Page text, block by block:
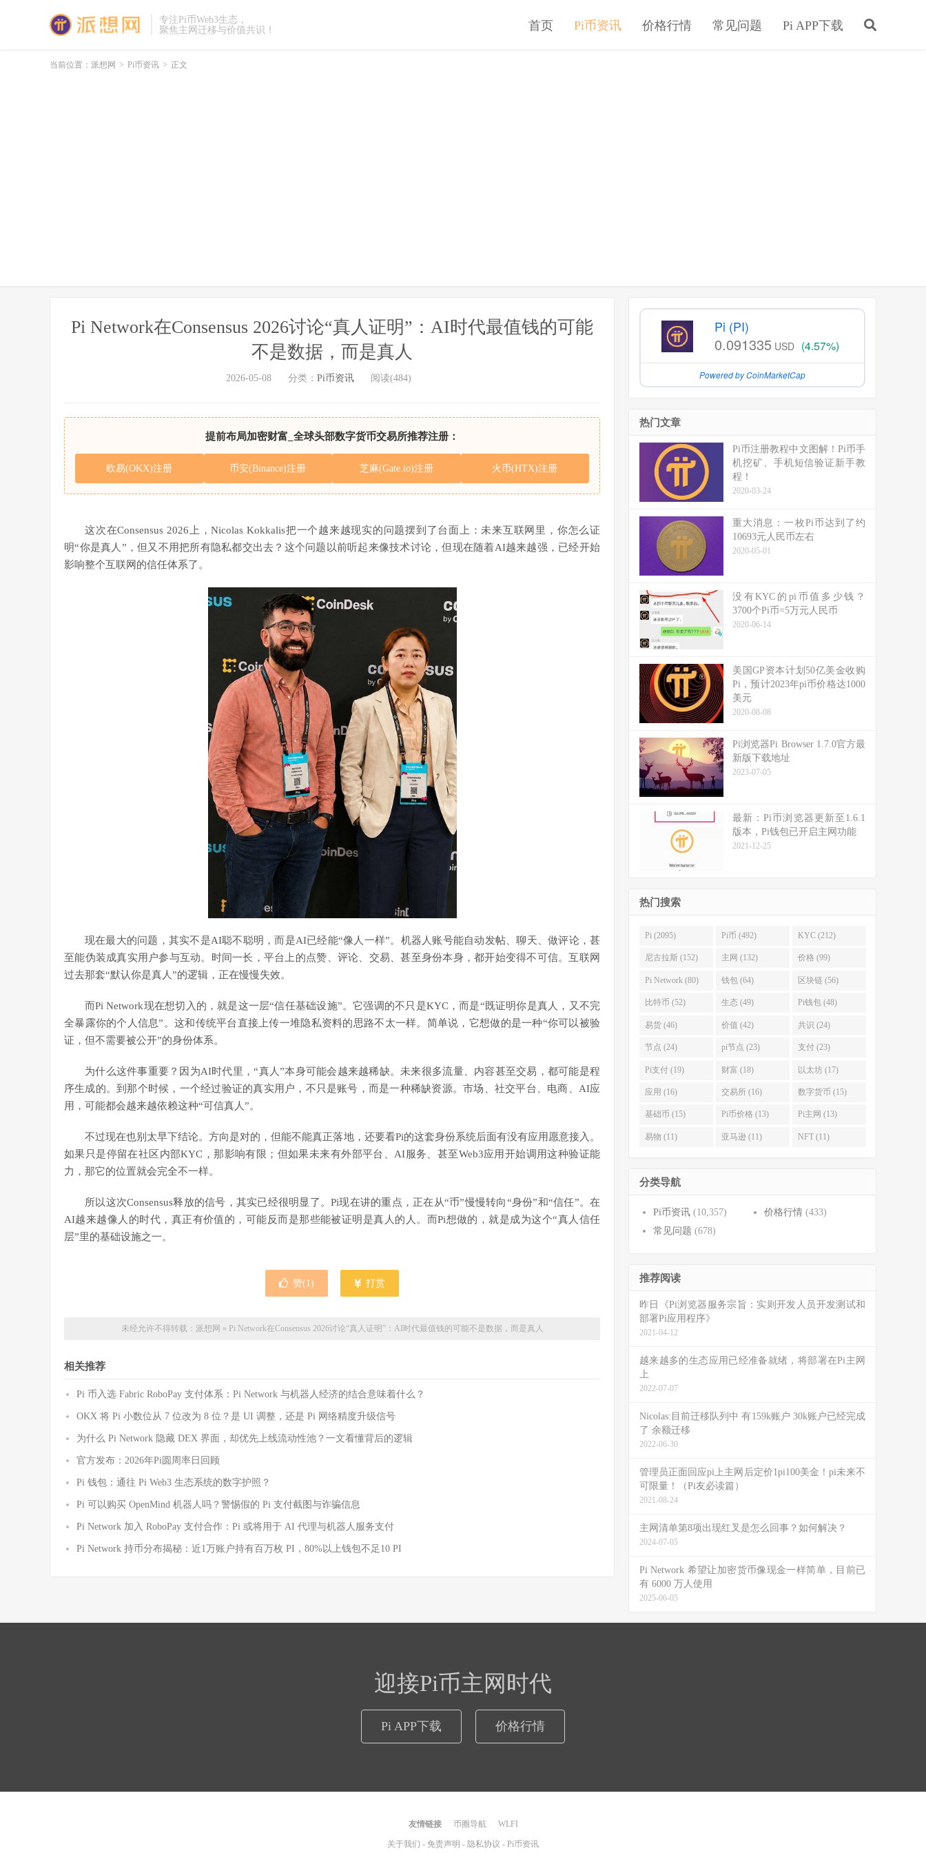
专注Pi币Web3生态，
聚焦主网迁移与价值共识！
首页 Pi币资讯 价格行情 常见问题 Pi APP下载
当前位置： 派想网 > Pi币资讯 > 正文
Pi Network在Consensus 2026讨论“真人证明”：AI时代最值钱的可能
不是数据，而是真人
2026-05-08 分类： Pi币资讯 阅读(484)
提前布局加密财富_全球头部数字货币交易所推荐注册：
欧易(OKX)注册 币安(Binance)注册 芝麻(Gate.io)注册 火币(HTX)注册
这次在Consensus 2026 上，Nicolas Kokkalis把一个越来越现实的问题摆到了台面上：未来互联网里，你怎么证
明“你是真人”，但又不用把所有隐私都交出去？这个问题以前听起来像技术讨论，但现在随着AI越来越强，已经开始
影响整个互联网的信任体系了。
现在最大的问题，其实不是AI聪不聪明，而是AI已经能“像人一样”。机器人账号能自动发帖、聊天、做评论，甚
至能伪装成真实用户参与互动。时间一长，平台上的点赞、评论、交易、甚至身份本身，都开始变得不可信。互联网
过去那套“默认你是真人”的逻辑，正在慢慢失效。
而Pi Network现在想切入的，就是这一层“信任基础设施”。它强调的不只是KYC，而是“既证明你是真人，又不完
全暴露你的个人信息”。这和传统平台直接上传一堆隐私资料的思路不太一样。简单说，它想做的是一种“你可以被验
证，但不需要被公开”的身份体系。
为什么这件事重要？因为AI时代里，“真人”本身可能会越来越稀缺。未来很多流量、内容甚至交易，都可能是程
序生成的。到那个时候，一个经过验证的真实用户，不只是账号，而是一种稀缺资源。市场、社交平台、电商、AI应
用，可能都会越来越依赖这种“可信真人”。
不过现在也别太早下结论。方向是对的，但能不能真正落地，还要看Pi的这套身份系统后面有没有应用愿意接入。
如果只是停留在社区内部KYC，那影响有限；但如果未来有外部平台、AI服务、甚至Web3应用开始调用这种验证能
力，那它的位置就会完全不一样。
所以这次Consensus释放的信号，其实已经很明显了。Pi现在讲的重点，正在从“币”慢慢转向“身份”和“信任”。在
AI越来越像人的时代，真正有价值的，可能反而是那些能被证明是真人的人。而Pi想做的，就是成为这个“真人信任
层”里的基础设施之一。
赞(1) 打赏
未经允许不得转载： 派想网 » Pi Network在Consensus 2026讨论“真人证明”：AI时代最值钱的可能不是数据，而是真人
相关推荐
Pi 币入选 Fabric RoboPay 支付体系：Pi Network 与机器人经济的结合意味着什么？
OKX 将 Pi 小数位从 7 位改为 8 位？是 UI 调整，还是 Pi 网络精度升级信号
为什么 Pi Network 隐藏 DEX 界面，却优先上线流动性池？一文看懂背后的逻辑
官方发布：2026年Pi圆周率日回顾
Pi 钱包：通往 Pi Web3 生态系统的数字护照？
Pi 可以购买 OpenMind 机器人吗？警惕假的 Pi 支付截图与诈骗信息
Pi Network 加入 RoboPay 支付合作：Pi 或将用于 AI 代理与机器人服务支付
Pi Network 持币分布揭秘：近1万账户持有百万枚 PI，80%以上钱包不足10 PI
Pi (PI)
0.091335 USD (4.57%)
Powered by CoinMarketCap
热门文章
Pi币注册教程中文图解！Pi币手
机挖矿、手机短信验证新手教
程！
2020-03-24
重大消息：一枚Pi币达到了约
10693元人民币左右
2020-05-01
没有KYC的pi币值多少钱？
3700个Pi币=5万元人民币
2020-06-14
美国GP资本计划50亿美金收购
Pi，预计2023年pi币价格达1000
美元
2020-08-08
Pi浏览器Pi Browser 1.7.0官方最
新版下载地址
2023-07-05
最新：Pi币浏览器更新至1.6.1
版本，Pi钱包已开启主网功能
2021-12-25
热门搜索
Pi (2095) Pi币 (492) KYC (212)
尼古拉斯 (152) 主网 (132) 价格 (99)
Pi Network (80) 钱包 (64) 区块链 (56)
比特币 (52) 生态 (49) Pi钱包 (48)
易货 (46) 价值 (42) 共识 (24)
节点 (24) pi节点 (23) 支付 (23)
Pi支付 (19) 财富 (18) 以太坊 (17)
应用 (16) 交易所 (16) 数字货币 (15)
基础币 (15) Pi币价格 (13) Pi主网 (13)
易物 (11) 亚马逊 (11) NFT (11)
分类导航
Pi币资讯 (10,357) 价格行情 (433)
常见问题 (678)
推荐阅读
昨日《Pi浏览器服务宗旨：实则开发人员开发测试和
部署Pi应用程序》
2021-04-12
越来越多的生态应用已经准备就绪，将部署在Pi主网
上
2022-07-07
Nicolas:目前迁移队列中 有159k账户 30k账户已经完成
了 余额迁移
2022-06-30
管理员正面回应pi上主网后定价1pi100美金！pi未来不
可限量！（Pi友必读篇）
2021-08-24
主网清单第8项出现红叉是怎么回事？如何解决？
2024-07-05
Pi Network 希望让加密货币像现金一样简单，目前已
有 6000 万人使用
2025-06-05
迎接Pi币主网时代
Pi APP下载 价格行情
友情链接 币圈导航 WLFI
关于我们 - 免责声明 - 隐私协议 - Pi币资讯